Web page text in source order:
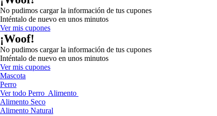
No pudimos cargar la información de tus cupones
Inténtalo de nuevo en unos minutos
Ver mis cupones
¡Woof!
No pudimos cargar la información de tus cupones
Inténtalo de nuevo en unos minutos
Ver mis cupones
Mascota
Perro
Ver todo Perro Alimento
Alimento Seco
Alimento Natural